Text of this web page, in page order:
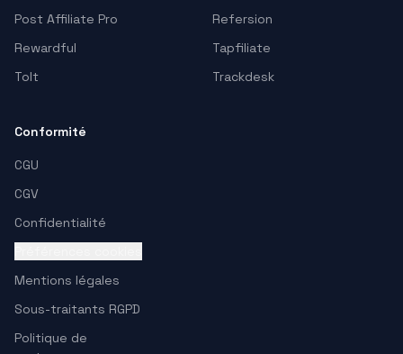
Post Affiliate Pro
Refersion
Rewardful
Tapfiliate
Tolt
Trackdesk
Conformité
CGU
CGV
Confidentialité
Mentions légales
Sous-traitants RGPD
Politique de